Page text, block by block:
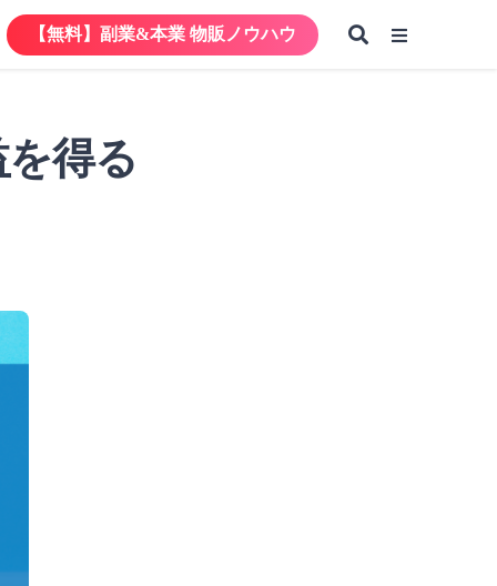
【無料】副業&本業 物販ノウハウ
【無料】副業&本業 物販ノウハウ
得る